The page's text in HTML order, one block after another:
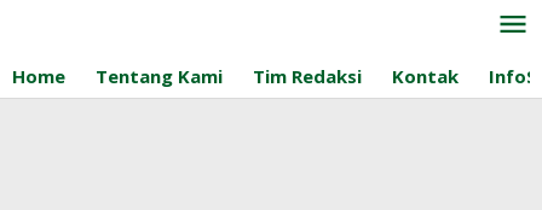
konten
Home Tentang Kami Tim Redaksi Kontak